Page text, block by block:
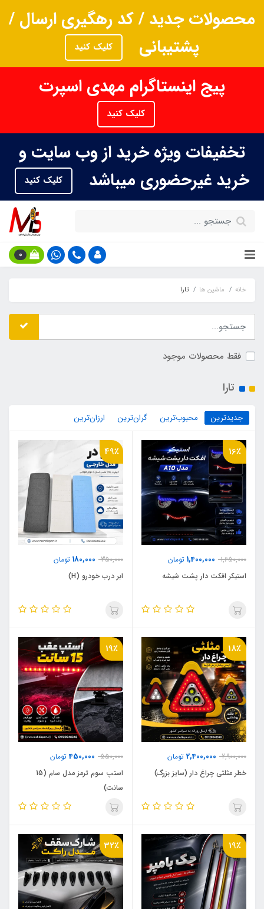
محصولات جدید / کد رهگیری ارسال /
پشتیبانی
کلیک کنید
پیج اینستاگرام مهدی اسپرت
کلیک کنید
تخفیفات ویژه خرید از وب سایت و
خرید غیرحضوری میباشد
کلیک کنید
0
خانه ماشین ها تارا
فقط محصولات موجود
تارا
جدیدترین محبوب‌ترین گران‌ترین ارزان‌ترین
16٪
1,650,000
1,400,000 تومان
استیکر افکت دار پشت شیشه
49٪
350,000
180,000 تومان
ابر درب خودرو (H)
18٪
2,900,000
2,400,000 تومان
خطر مثلثی چراغ دار (سایز بزرگ)
19٪
550,000
450,000تومان
استپ سوم ترمز مدل سام (15
سانت)
19٪ 32٪